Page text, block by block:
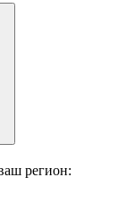
регион: